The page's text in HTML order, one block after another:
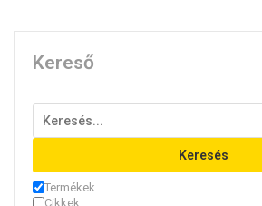
Kereső
Keresés
Termékek
Cikkek